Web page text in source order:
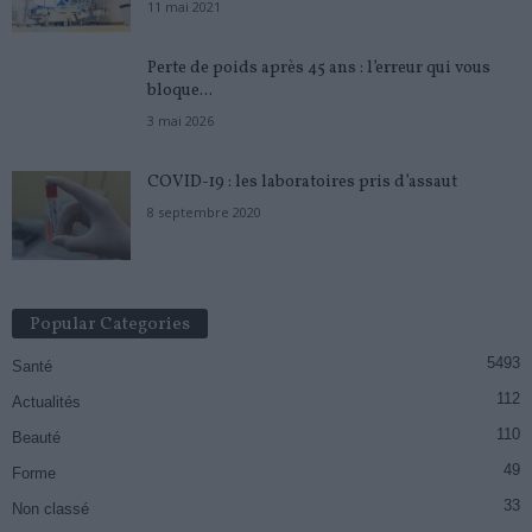
11 mai 2021
Perte de poids après 45 ans : l’erreur qui vous
bloque...
3 mai 2026
COVID-19 : les laboratoires pris d’assaut
8 septembre 2020
Popular Categories
Santé 5493
Actualités 112
Beauté 110
Forme 49
Non classé 33